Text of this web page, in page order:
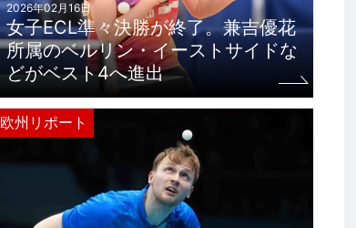
2026年02月16日
女子ECL準々決勝が終了。兼吉優花
所属のベルリン・イーストサイドな
どがベスト4へ進出
欧州リポート